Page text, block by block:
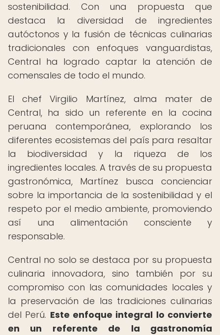
sostenibilidad. Con una propuesta que
destaca la diversidad de ingredientes
autóctonos y la fusión de técnicas culinarias
tradicionales con enfoques vanguardistas,
Central ha logrado captar la atención de
comensales de todo el mundo.
El chef Virgilio Martínez, alma mater de
Central, ha sido un referente en la cocina
peruana contemporánea, explorando los
diferentes ecosistemas del país para resaltar
la biodiversidad y la riqueza de los
ingredientes locales. A través de su propuesta
gastronómica, Martínez busca concienciar
sobre la importancia de la sostenibilidad y el
respeto por el medio ambiente, promoviendo
así una alimentación consciente y
responsable.
Central no solo se destaca por su propuesta
culinaria innovadora, sino también por su
compromiso con las comunidades locales y
la preservación de las tradiciones culinarias
del Perú. Este enfoque integral lo convierte
en un referente de la gastronomía